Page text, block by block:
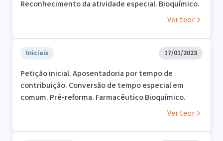
Reconhecimento da atividade especial. Bioquímico.
Ver teor
Iniciais 17/01/2023
Petição inicial. Aposentadoria por tempo de
contribuição. Conversão de tempo especial em
comum. Pré-reforma. Farmacêutico Bioquímico.
Ver teor